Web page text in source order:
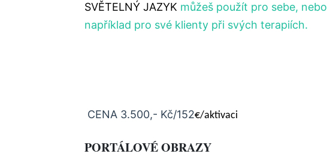
SVĚTELNÝ JAZYK můžeš použít pro sebe, nebo
například pro své klienty při svých terapiích.
CENA 3.500,- Kč/152€/aktivaci
PORTÁLOVÉ OBRAZY